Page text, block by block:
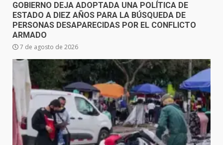
GOBIERNO DEJA ADOPTADA UNA POLÍTICA DE
ESTADO A DIEZ AÑOS PARA LA BÚSQUEDA DE
PERSONAS DESAPARECIDAS POR EL CONFLICTO
ARMADO
7 de agosto de 2026